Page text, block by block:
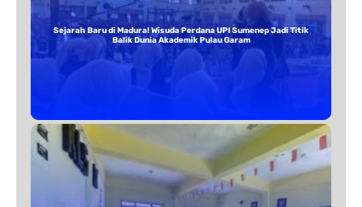
Sejarah Baru di Madura! Wisuda Perdana UPI Sumenep Jadi Titik
Balik Dunia Akademik Pulau Garam